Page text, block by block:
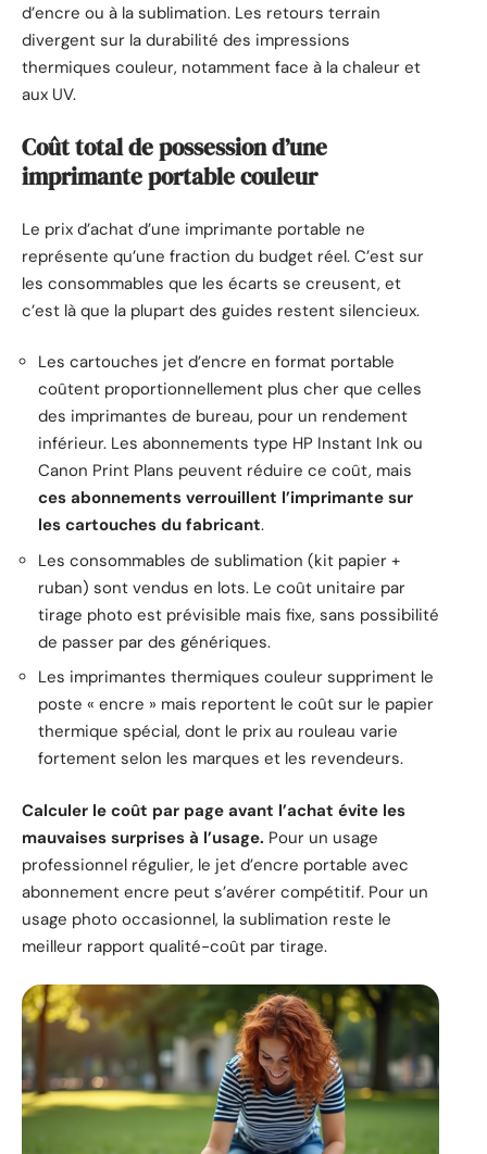
d’encre ou à la sublimation. Les retours terrain
divergent sur la durabilité des impressions
thermiques couleur, notamment face à la chaleur et
aux UV.
Coût total de possession d’une
imprimante portable couleur
Le prix d’achat d’une imprimante portable ne
représente qu’une fraction du budget réel. C’est sur
les consommables que les écarts se creusent, et
c’est là que la plupart des guides restent silencieux.
Les cartouches jet d’encre en format portable
coûtent proportionnellement plus cher que celles
des imprimantes de bureau, pour un rendement
inférieur. Les abonnements type HP Instant Ink ou
Canon Print Plans peuvent réduire ce coût, mais
ces abonnements verrouillent l’imprimante sur
les cartouches du fabricant.
Les consommables de sublimation (kit papier +
ruban) sont vendus en lots. Le coût unitaire par
tirage photo est prévisible mais fixe, sans possibilité
de passer par des génériques.
Les imprimantes thermiques couleur suppriment le
poste « encre » mais reportent le coût sur le papier
thermique spécial, dont le prix au rouleau varie
fortement selon les marques et les revendeurs.
Calculer le coût par page avant l’achat évite les
mauvaises surprises à l’usage. Pour un usage
professionnel régulier, le jet d’encre portable avec
abonnement encre peut s’avérer compétitif. Pour un
usage photo occasionnel, la sublimation reste le
meilleur rapport qualité-coût par tirage.